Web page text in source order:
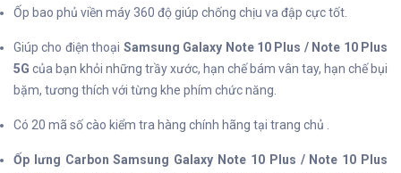
Ốp bao phủ viền máy 360 độ giúp chống chịu va đập cực tốt.
Giúp cho điện thoại Samsung Galaxy Note 10 Plus / Note 10 Plus
5G của bạn khỏi những trầy xước, hạn chế bám vân tay, hạn chế bụi
bặm, tương thích với từng khe phím chức năng.
Có 20 mã số cào kiểm tra hàng chính hãng tại trang chủ .
Ốp lưng Carbon Samsung Galaxy Note 10 Plus / Note 10 Plus